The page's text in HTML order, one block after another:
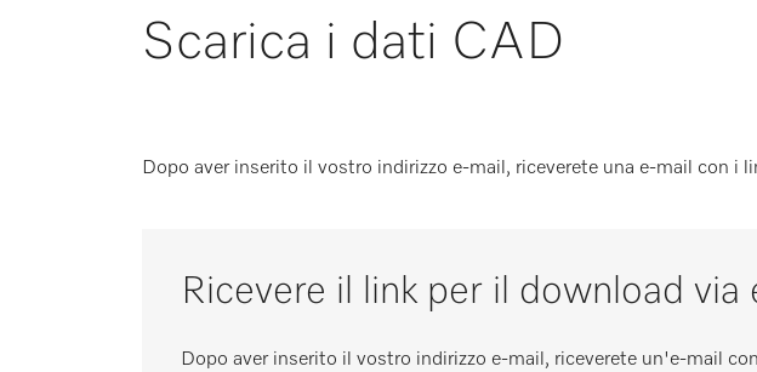
ASSISTENZA E SUPPORTO
Scarica i dati CAD
Dopo aver inserito il vostro indirizzo e-mail, riceverete una e-mail con i
Ricevere il link per il download via
Dopo aver inserito il vostro indirizzo e-mail, riceverete un'e-mail